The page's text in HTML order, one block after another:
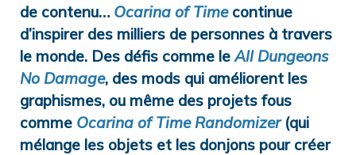
de contenu… Ocarina of Timecontinue
d’inspirer des milliers de personnes à travers
le monde. Des défis comme leAll Dungeons
No Damage, des mods qui améliorent les
graphismes, ou même des projets fous
comme Ocarina of Time Randomizer(qui
mélange les objets et les donjons pour créer